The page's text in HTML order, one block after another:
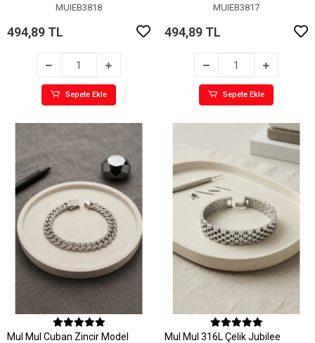
MUIEB3818
494,89 TL
Sepete Ekle
MUIEB3817
494,89 TL
Sepete Ekle
MuI MuI Cuban Zincir Model
MuI MuI 316L Çelik Jubilee